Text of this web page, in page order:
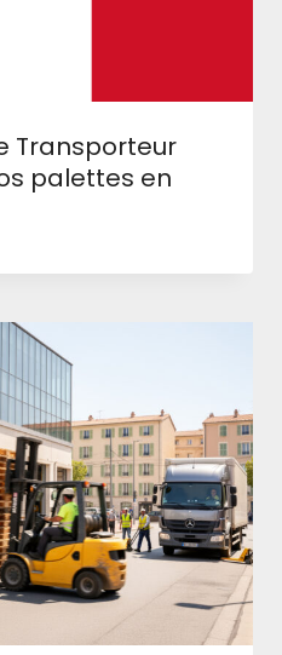
Transporteur
palettes en